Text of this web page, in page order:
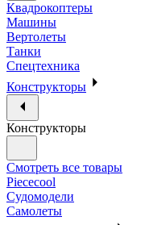
Квадрокоптеры
Машины
Вертолеты
Танки
Спецтехника
Конструкторы
Конструкторы
Смотреть все товары
Piececool
Судомодели
Самолеты